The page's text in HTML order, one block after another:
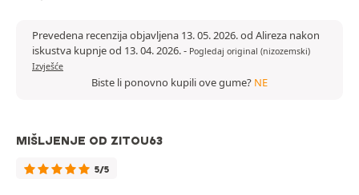
Prevedena recenzija objavljena 13. 05. 2026. od Alireza nakon
iskustva kupnje od 13. 04. 2026.- Pogledaj original (nizozemski)
Izvješće
Biste li ponovno kupili ove gume? NE
MIŠLJENJE OD ZITOU63
5/5